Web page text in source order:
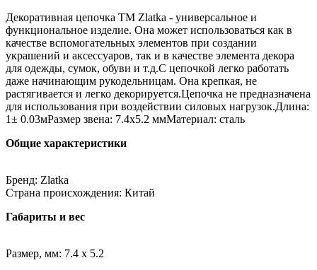
Декоративная цепочка ТМ Zlatka - универсальное и
функциональное изделие. Она может использоваться как в
качестве вспомогательных элементов при создании
украшений и аксессуаров, так и в качестве элемента декора
для одежды, сумок, обуви и т.д.С цепочкой легко работать
даже начинающим рукодельницам. Она крепкая, не
растягивается и легко декорируется.Цепочка не предназначена
для использования при воздействии силовых нагрузок.Длина:
1± 0.03мРазмер звена: 7.4x5.2 ммМатериал: сталь
Общие характеристики
Бренд: Zlatka
Страна происхождения: Китай
Габариты и вес
Размер, мм: 7.4 x 5.2